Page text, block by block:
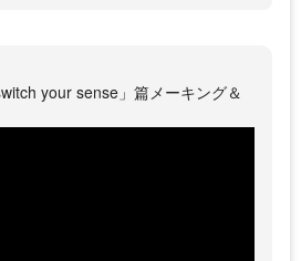
your sense」篇メーキング＆